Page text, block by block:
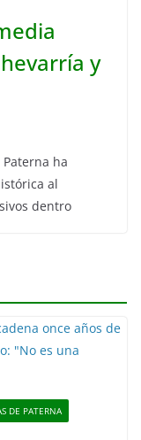
y
ha
al
dentro
DE PATERNA